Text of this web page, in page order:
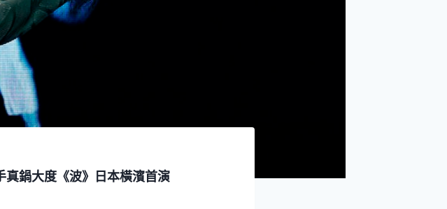
真鍋大度《波》日本橫濱首演